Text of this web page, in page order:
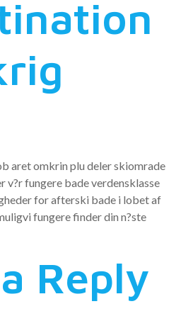
aret omkrin plu deler skiomrade
v?r fungere bade verdensklasse
for afterski bade i lobet af
fungere finder din n?ste
Reply